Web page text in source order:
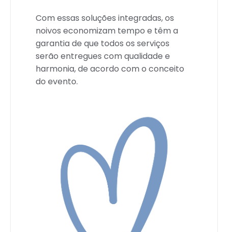
Com essas soluções integradas, os
noivos economizam tempo e têm a
garantia de que todos os serviços
serão entregues com qualidade e
harmonia, de acordo com o conceito
do evento.